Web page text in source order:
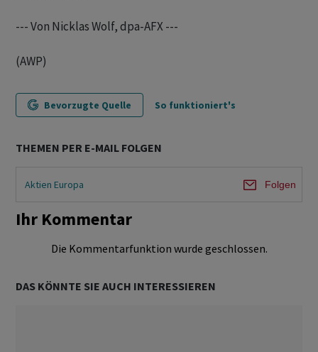
--- Von Nicklas Wolf, dpa-AFX ---
(AWP)
Bevorzugte Quelle So funktioniert's
THEMEN PER E-MAIL FOLGEN
Aktien Europa Folgen
Ihr Kommentar
Die Kommentarfunktion wurde geschlossen.
DAS KÖNNTE SIE AUCH INTERESSIEREN